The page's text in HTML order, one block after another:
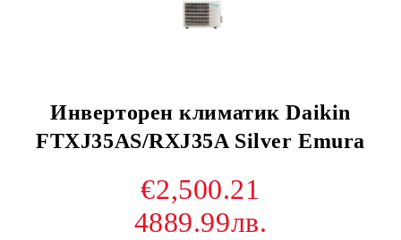
Инверторен климатик Daikin
FTXJ35AS/RXJ35A Silver Emura
€2,500.21
4889.99лв.